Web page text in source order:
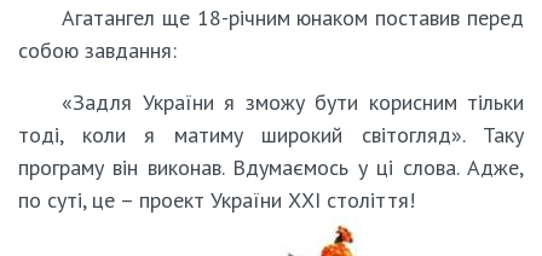
Агатангел ще 18-річним юнаком поставив перед
собою завдання:
«Задля України я зможу бути корисним тільки
тоді, коли я матиму широкий світогляд». Таку
програму він виконав. Вдумаємось у ці слова. Адже,
по суті, це – проект України ХХI століття!